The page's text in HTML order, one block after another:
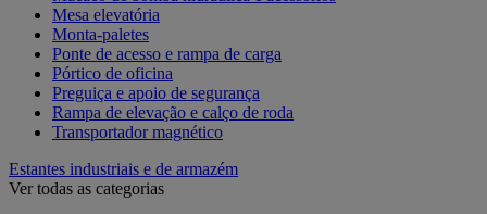
Mesa elevatória
Monta-paletes
Ponte de acesso e rampa de carga
Pórtico de oficina
Preguiça e apoio de segurança
Rampa de elevação e calço de roda
Transportador magnético
Estantes industriais e de armazém
Ver todas as categorias